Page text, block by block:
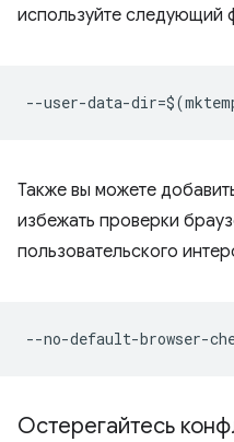
используйте следующий
Также вы можете
избежать проверки
пользовательского
Остерегайтесь